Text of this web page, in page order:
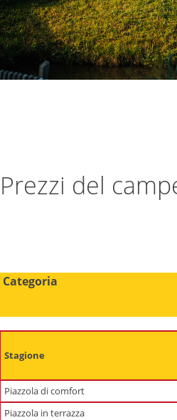
Prezzi del
Categoria
Stagione
Piazzola di comfort
Piazzola in terrazza